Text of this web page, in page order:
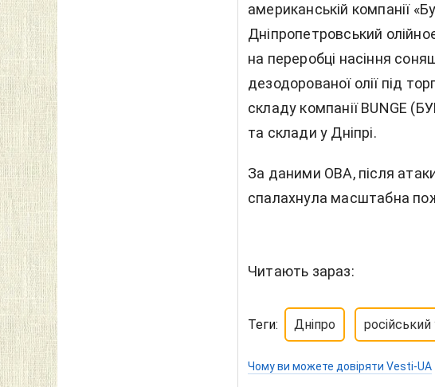
американській компанії
Дніпропетровський
на переробці насіння
дезодорованої олії під
складу компанії BUNGE
та склади у Дніпрі.
За даними ОВА, після
спалахнула масштабна
Читають зараз:
Теги: Дніпро російський
Чому ви можете довіряти Vesti-UA